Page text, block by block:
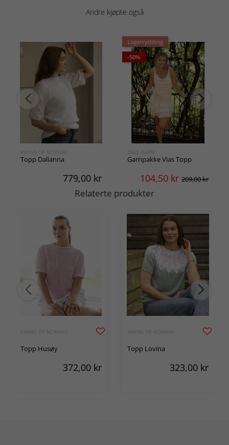
Andre kjøpte også
VIKING OF NORWAY
Topp Dalianna
779,00 kr
Lagerrydding
-50%
DALE GARN
Garnpakke Vias Topp
104,50 kr 209,00 kr
Relaterte produkter
VIKING OF NORWAY
Topp Husøy
372,00 kr
VIKING OF NORWAY
Topp Lovina
323,00 kr